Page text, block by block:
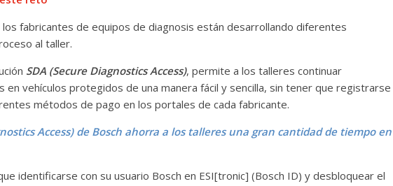
fabricantes de equipos de diagnosis están desarrollando diferentes
al taller.
SDA (Secure Diagnostics Access), permite a los talleres continuar
en vehículos protegidos de una manera fácil y sencilla, sin tener que registrarse
métodos de pago en los portales de cada fabricante.
Access) de Bosch ahorra a los talleres una gran cantidad de tiempo en
identificarse con su usuario Bosch en ESI[tronic] (Bosch ID) y desbloquear el